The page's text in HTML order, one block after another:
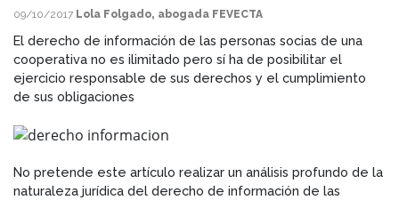
09/10/2017 Lola Folgado, abogada FEVECTA
El derecho de información de las personas socias de una
cooperativa no es ilimitado pero sí ha de posibilitar el
ejercicio responsable de sus derechos y el cumplimiento
de sus obligaciones
No pretende este artículo realizar un análisis profundo de la
naturaleza jurídica del derecho de información de las